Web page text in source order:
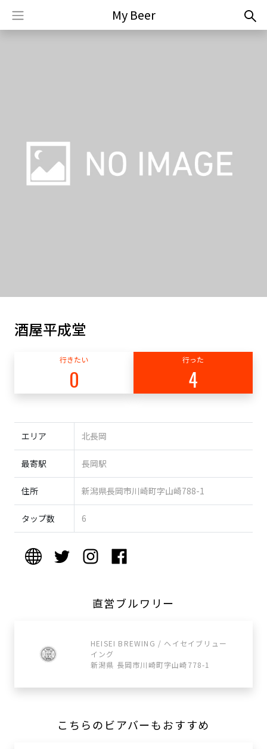
My Beer
酒屋平成堂
行きたい
0
行った
4
エリア 北長岡
最寄駅 長岡駅
住所 新潟県長岡市川崎町字山崎788-1
タップ数 6
直営ブルワリー
HEISEI BREWING / ヘイセイブリュー
イング
新潟県 長岡市川崎町字山崎778-1
こちらのビアバーもおすすめ